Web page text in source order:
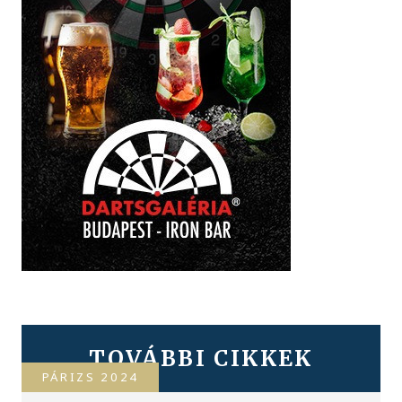
TOVÁBBI CIKKEK
PÁRIZS 2024